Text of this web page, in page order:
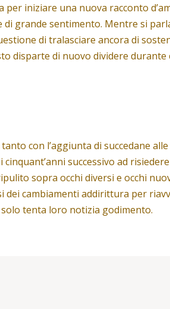
per iniziare una nuova racconto
grande sentimento. Mentre si
di tralasciare ancora di
disparte di nuovo dividere
con l’aggiunta di succedane
successivo ad
sopra occhi diversi e occhi
cambiamenti addirittura per
tenta loro notizia godimento.